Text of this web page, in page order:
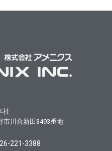
社
市川合新田3493番地
221-3388